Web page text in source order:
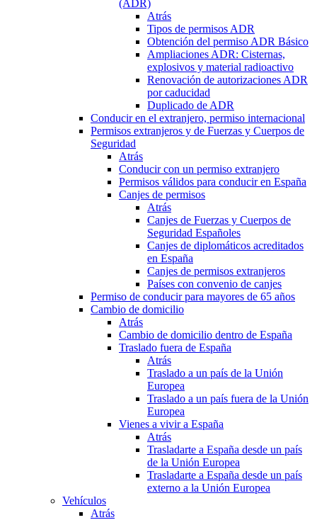
(ADR)
Atrás
Tipos de permisos ADR
Obtención del permiso ADR Básico
Ampliaciones ADR: Cisternas,
explosivos y material radioactivo
Renovación de autorizaciones ADR
por caducidad
Duplicado de ADR
Conducir en el extranjero, permiso internacional
Permisos extranjeros y de Fuerzas y Cuerpos de
Seguridad
Atrás
Conducir con un permiso extranjero
Permisos válidos para conducir en España
Canjes de permisos
Atrás
Canjes de Fuerzas y Cuerpos de
Seguridad Españoles
Canjes de diplomáticos acreditados
en España
Canjes de permisos extranjeros
Países con convenio de canjes
Permiso de conducir para mayores de 65 años
Cambio de domicilio
Atrás
Cambio de domicilio dentro de España
Traslado fuera de España
Atrás
Traslado a un país de la Unión
Europea
Traslado a un país fuera de la Unión
Europea
Vienes a vivir a España
Atrás
Trasladarte a España desde un país
de la Unión Europea
Trasladarte a España desde un país
externo a la Unión Europea
Vehículos
Atrás